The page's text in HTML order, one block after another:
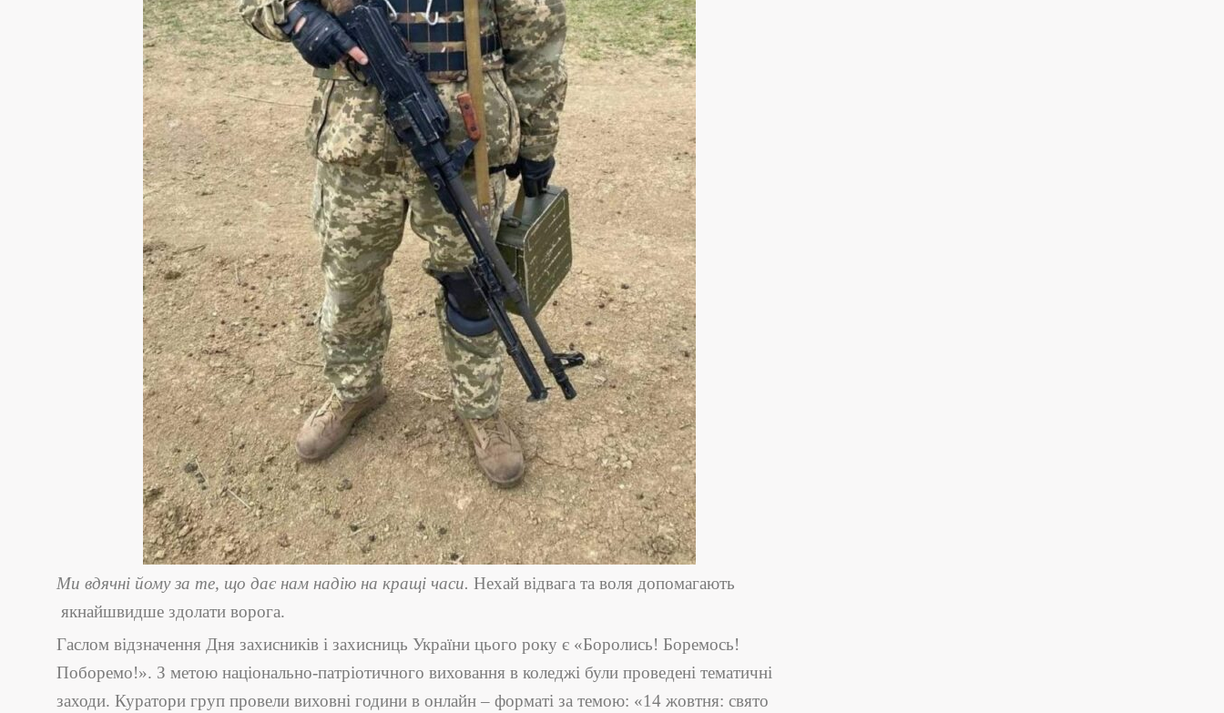
Ми вдячні йомуза те, що дає нам надію на кращі часи. Нехай відвага та воля допомагають
якнайшвидше здолати ворога.
Гаслом відзначення Дня захисників і захисниць України цього року є «Боролись! Боремось!
Поборемо!». З метою національно-патріотичного виховання в коледжі були проведені тематичні
заходи. Куратори груп провели виховні години в онлайн – форматі за темою: «14 жовтня: свято